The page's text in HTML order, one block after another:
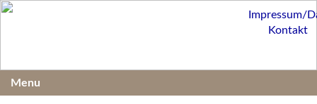
Impressum/
Kontakt
Menu